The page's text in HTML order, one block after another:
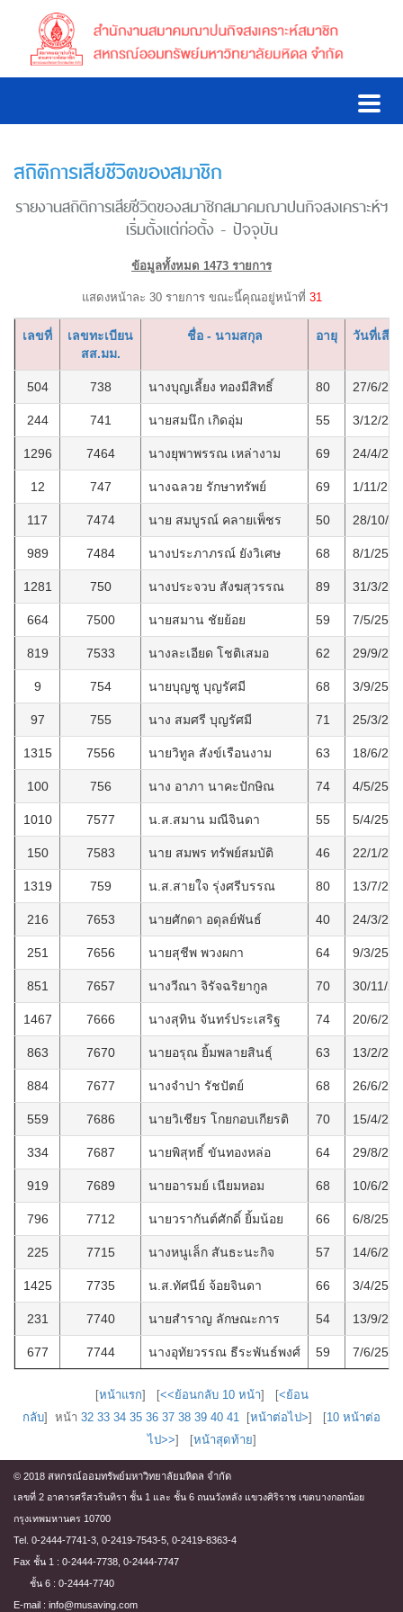
สถิติการเสียชีวิตของสมาชิก
รายงานสถิติการเสียชีวิตของสมาชิกสมาคมฌาปนกิจสงเคราะห์ฯ
เริ่มตั้งแต่ก่อตั้ง - ปัจจุบัน
ข้อมูลทั้งหมด 1473 รายการ
แสดงหน้าละ 30 รายการ ขณะนี้คุณอยู่หน้าที่ 31
เลขที่
เลขทะเบียน
สส.มม.
ชื่อ - นามสกุล อายุ วันที่เสีย
504 738 นางบุญเลี้ยง ทองมีสิทธิ์ 80 27/6/
244 741 นายสมนึก เกิดอุ่ม 55 3/12/
1296 7464 นางยุพาพรรณ เหล่างาม 69 24/4/
12 747 นางฉลวย รักษาทรัพย์ 69 1/11/
117 7474 นาย สมบูรณ์ คลายเพ็ชร 50 28/10/
989 7484 นางประภาภรณ์ ยังวิเศษ 68 8/1/2566
1281 750 นางประจวบ สังฆสุวรรณ 89 31/3/
664 7500 นายสมาน ชัยย้อย 59 7/5/2563
819 7533 นางละเอียด โชติเสมอ 62 29/9/
9 754 นายบุญชู บุญรัศมี 68 3/9/2547
97 755 นาง สมศรี บุญรัศมี 71 25/3/
1315 7556 นายวิทูล สังข์เรือนงาม 63 18/6/
100 756 นาง อาภา นาคะปักษิณ 74 4/5/2552
1010 7577 น.ส.สมาน มณีจินดา 55 5/4/2566
150 7583 นาย สมพร ทรัพย์สมบัติ 46 22/1/
1319 759 น.ส.สายใจ รุ่งศรีบรรณ 80 13/7/
216 7653 นายศักดา อดุลย์พันธ์ 40 24/3/
251 7656 นายสุชีพ พวงผกา 64 9/3/2557
851 7657 นางวีณา จิรัจฉริยากูล 70 30/11/
1467 7666 นางสุทิน จันทร์ประเสริฐ 74 20/6/
863 7670 นายอรุณ ยิ้มพลายสินธุ์ 63 13/2/
884 7677 นางจำปา รัชปัตย์ 68 26/6/
559 7686 นายวิเชียร โกยกอบเกียรติ 70 15/4/
334 7687 นายพิสุทธิ์ ขันทองหล่อ 64 29/8/
919 7689 นายอารมย์ เนียมหอม 68 10/6/
796 7712 นายวรากันต์ศักดิ์ ยิ้มน้อย 66 6/8/2564
225 7715 นางหนูเล็ก สันธะนะกิจ 57 14/6/
1425 7735 น.ส.ทัศนีย์ จ้อยจินดา 66 3/4/2569
231 7740 นายสำราญ ลักษณะการ 54 13/9/
677 7744 นางอุทัยวรรณ ธีระพันธ์พงศ์ 59 7/6/2563
[หน้าแรก] [<<ย้อนกลับ 10 หน้า] [<ย้อน
กลับ] หน้า 32 33 34 35 36 37 38 39 40 41 [หน้าต่อไป>] [10 หน้าต่อ
ไป>>] [หน้าสุดท้าย]
© 2018 สหกรณ์ออมทรัพย์มหาวิทยาลัยมหิดล จำกัด
เลขที่ 2 อาคารศรีสวรินทิรา ชั้น 1 และ ชั้น 6 ถนนวังหลัง แขวงศิริราช เขตบางกอกน้อย
กรุงเทพมหานคร 10700
Tel. 0-2444-7741-3, 0-2419-7543-5, 0-2419-8363-4
Fax ชั้น 1 : 0-2444-7738, 0-2444-7747
ชั้น 6 : 0-2444-7740
E-mail : info@musaving.com